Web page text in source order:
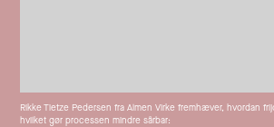
Rikke Tietze Pedersen fra Almen Virke fremhæver, hvordan
hvilket gør processen mindre sårbar: